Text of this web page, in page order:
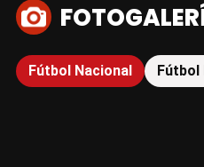
Fútbol Nacional Fútbol